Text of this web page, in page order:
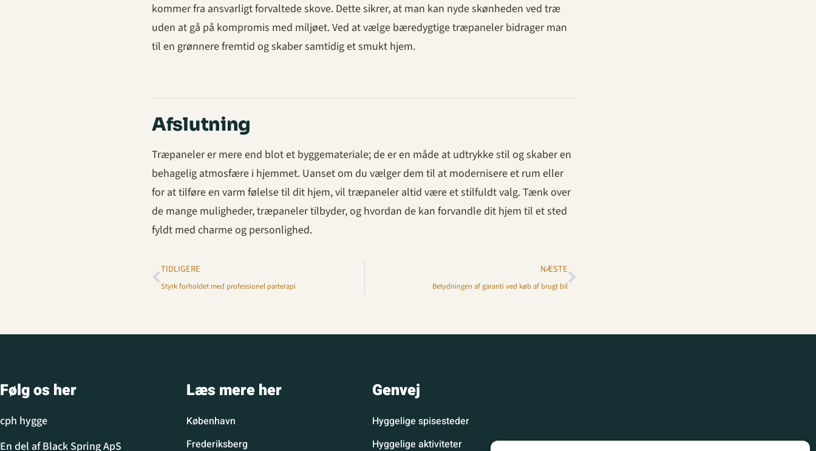
kommer fra ansvarligt forvaltede skove. Dette sikrer, at man kan nyde skønheden ved træ
uden at gå på kompromis med miljøet. Ved at vælge bæredygtige træpaneler bidrager man
til en grønnere fremtid og skaber samtidig et smukt hjem.
Afslutning
Træpaneler er mere end blot et byggemateriale; de er en måde at udtrykke stil og skaber en
behagelig atmosfære i hjemmet. Uanset om du vælger dem til at modernisere et rum eller
for at tilføre en varm følelse til dit hjem, vil træpaneler altid være et stilfuldt valg. Tænk over
de mange muligheder, træpaneler tilbyder, og hvordan de kan forvandle dit hjem til et sted
fyldt med charme og personlighed.
TIDLIGERE
Styrk forholdet med professionel parterapi
NÆSTE
Betydningen af garanti ved køb af brugt bil
Følg os her
cph hygge
En del af Black Spring ApS
Læs mere her
København
Frederiksberg
Genvej
Hyggelige spisesteder
Hyggelige aktiviteter